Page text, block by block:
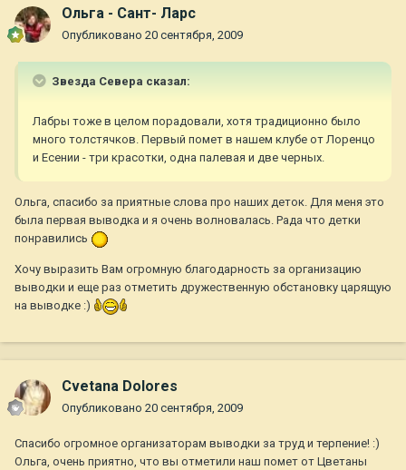
Ольга - Сант- Ларс
Опубликовано 20 сентября, 2009
Звезда Севера сказал:
Лабры тоже в целом порадовали, хотя традиционно было
много толстячков. Первый помет в нашем клубе от Лоренцо
и Есении - три красотки, одна палевая и две черных.
Ольга, спасибо за приятные слова про наших деток. Для меня это
была первая выводка и я очень волновалась. Рада что детки
понравились
Хочу выразить Вам огромную благодарность за организацию
выводки и еще раз отметить дружественную обстановку царящую
на выводке :)
Cvetana Dolores
Опубликовано 20 сентября, 2009
Спасибо огромное организаторам выводки за труд и терпение! :)
Ольга, очень приятно, что вы отметили наш помет от Цветаны